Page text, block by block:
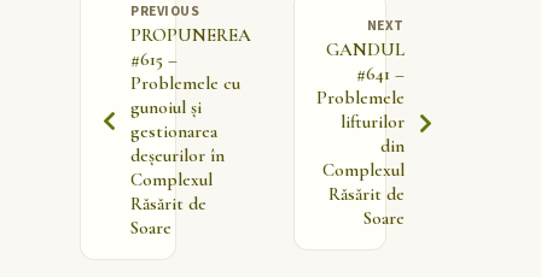
PREVIOUS
PROPUNEREA
#615 –
Problemele cu
gunoiul și
gestionarea
deșeurilor în
Complexul
Răsărit de
Soare
NEXT
GANDUL
#641 –
Problemele
lifturilor
din
Complexul
Răsărit de
Soare